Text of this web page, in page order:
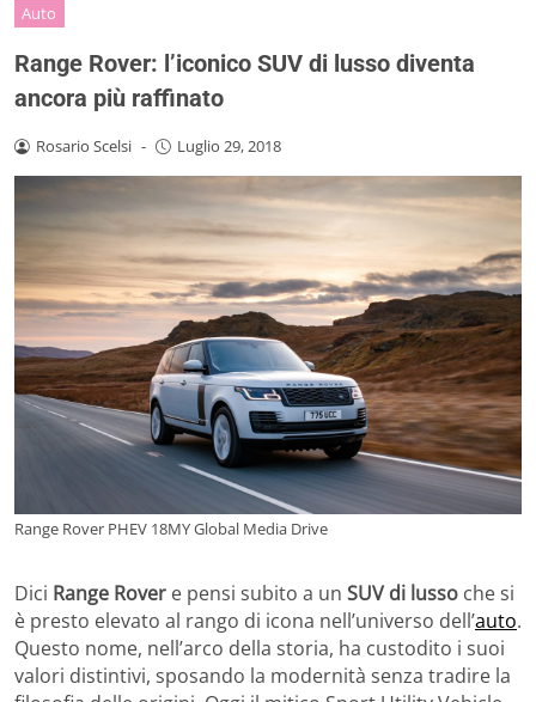
Auto
Range Rover: l’iconico SUV di lusso diventa
ancora più raffinato
Rosario Scelsi - Luglio 29, 2018
Range Rover PHEV 18MY Global Media Drive
Dici Range Rover e pensi subito a un SUV di lusso che si
è presto elevato al rango di icona nell’universo dell’auto.
Questo nome, nell’arco della storia, ha custodito i suoi
valori distintivi, sposando la modernità senza tradire la